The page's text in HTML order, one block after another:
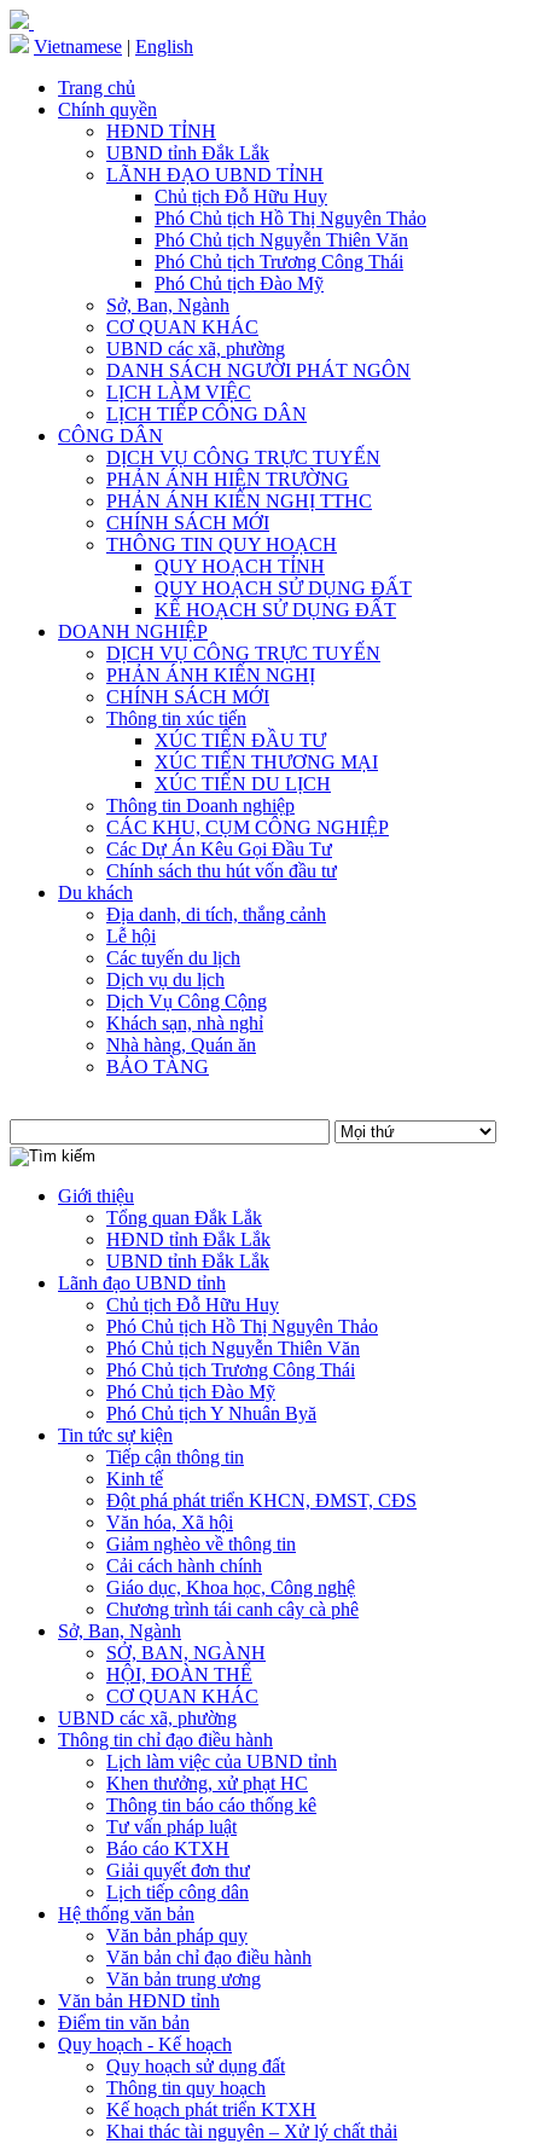
Vietnamese | English
Trang chủ
Chính quyền
HĐND TỈNH
UBND tỉnh Đắk Lắk
LÃNH ĐẠO UBND TỈNH
Chủ tịch Đỗ Hữu Huy
Phó Chủ tịch Hồ Thị Nguyên Thảo
Phó Chủ tịch Nguyễn Thiên Văn
Phó Chủ tịch Trương Công Thái
Phó Chủ tịch Đào Mỹ
Sở, Ban, Ngành
CƠ QUAN KHÁC
UBND các xã, phường
DANH SÁCH NGƯỜI PHÁT NGÔN
LỊCH LÀM VIỆC
LỊCH TIẾP CÔNG DÂN
CÔNG DÂN
DỊCH VỤ CÔNG TRỰC TUYẾN
PHẢN ÁNH HIỆN TRƯỜNG
PHẢN ÁNH KIẾN NGHỊ TTHC
CHÍNH SÁCH MỚI
THÔNG TIN QUY HOẠCH
QUY HOẠCH TỈNH
QUY HOẠCH SỬ DỤNG ĐẤT
KẾ HOẠCH SỬ DỤNG ĐẤT
DOANH NGHIỆP
DỊCH VỤ CÔNG TRỰC TUYẾN
PHẢN ÁNH KIẾN NGHỊ
CHÍNH SÁCH MỚI
Thông tin xúc tiến
XÚC TIẾN ĐẦU TƯ
XÚC TIẾN THƯƠNG MẠI
XÚC TIẾN DU LỊCH
Thông tin Doanh nghiệp
CÁC KHU, CỤM CÔNG NGHIỆP
Các Dự Án Kêu Gọi Đầu Tư
Chính sách thu hút vốn đầu tư
Du khách
Địa danh, di tích, thắng cảnh
Lễ hội
Các tuyến du lịch
Dịch vụ du lịch
Dịch Vụ Công Cộng
Khách sạn, nhà nghỉ
Nhà hàng, Quán ăn
BẢO TÀNG
Giới thiệu
Tổng quan Đắk Lắk
HĐND tỉnh Đắk Lắk
UBND tỉnh Đắk Lắk
Lãnh đạo UBND tỉnh
Chủ tịch Đỗ Hữu Huy
Phó Chủ tịch Hồ Thị Nguyên Thảo
Phó Chủ tịch Nguyễn Thiên Văn
Phó Chủ tịch Trương Công Thái
Phó Chủ tịch Đào Mỹ
Phó Chủ tịch Y Nhuân Byă
Tin tức sự kiện
Tiếp cận thông tin
Kinh tế
Đột phá phát triển KHCN, ĐMST, CĐS
Văn hóa, Xã hội
Giảm nghèo về thông tin
Cải cách hành chính
Giáo dục, Khoa học, Công nghệ
Chương trình tái canh cây cà phê
Sở, Ban, Ngành
SỞ, BAN, NGÀNH
HỘI, ĐOÀN THỂ
CƠ QUAN KHÁC
UBND các xã, phường
Thông tin chỉ đạo điều hành
Lịch làm việc của UBND tỉnh
Khen thưởng, xử phạt HC
Thông tin báo cáo thống kê
Tư vấn pháp luật
Báo cáo KTXH
Giải quyết đơn thư
Lịch tiếp công dân
Hệ thống văn bản
Văn bản pháp quy
Văn bản chỉ đạo điều hành
Văn bản trung ương
Văn bản HĐND tỉnh
Điểm tin văn bản
Quy hoạch - Kế hoạch
Quy hoạch sử dụng đất
Thông tin quy hoạch
Kế hoạch phát triển KTXH
Khai thác tài nguyên – Xử lý chất thải